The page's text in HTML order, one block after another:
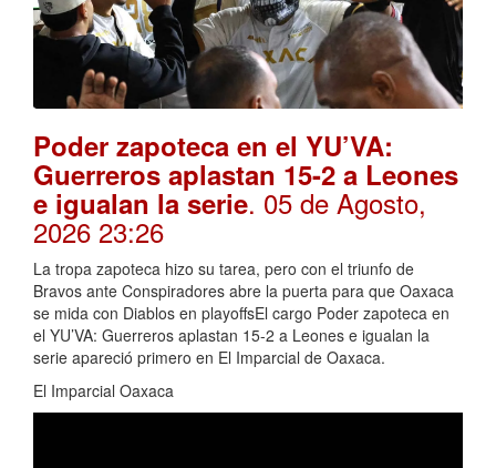
Poder zapoteca en el YU’VA:
Guerreros aplastan 15-2 a Leones
e igualan la serie. 05 de Agosto,
2026 23:26
La tropa zapoteca hizo su tarea, pero con el triunfo de
Bravos ante Conspiradores abre la puerta para que Oaxaca
se mida con Diablos en playoffsEl cargo Poder zapoteca en
el YU’VA: Guerreros aplastan 15-2 a Leones e igualan la
serie apareció primero en El Imparcial de Oaxaca.
El Imparcial Oaxaca